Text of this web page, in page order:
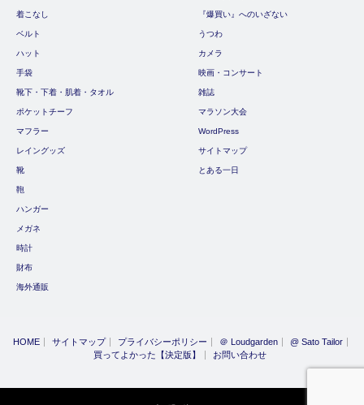
着こなし
ベルト
ハット
手袋
靴下・下着・肌着・タオル
ポケットチーフ
マフラー
レイングッズ
靴
鞄
ハンガー
メガネ
時計
財布
海外通販
『爆買い』へのいざない
うつわ
カメラ
映画・コンサート
雑誌
マラソン大会
WordPress
サイトマップ
とある一日
HOME サイトマップ プライバシーポリシー ＠ Loudgarden
@ Sato Tailor
買ってよかった【決定版】
お問い合わせ